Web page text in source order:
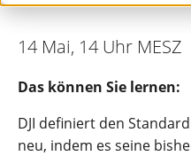
14 Mai, 14 Uhr MESZ
Das können Sie lernen:
DJI definiert den
neu, indem es seine